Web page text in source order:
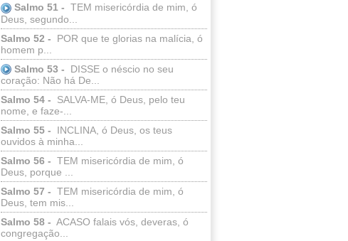
Salmo 51 - TEM misericórdia de mim, ó
Deus, segundo...
Salmo 52 -
POR que te glorias na malícia, ó
homem p...
Salmo 53 -
DISSE o néscio no seu
coração: Não há De...
Salmo 54 -
SALVA-ME, ó Deus, pelo teu
nome, e faze-...
Salmo 55 -
INCLINA, ó Deus, os teus
ouvidos à minha...
Salmo 56 - TEM misericórdia de mim, ó
Deus, porque ...
Salmo 57 - TEM misericórdia de mim, ó
Deus, tem mis...
Salmo 58 - ACASO falais vós, deveras, ó
congregação...